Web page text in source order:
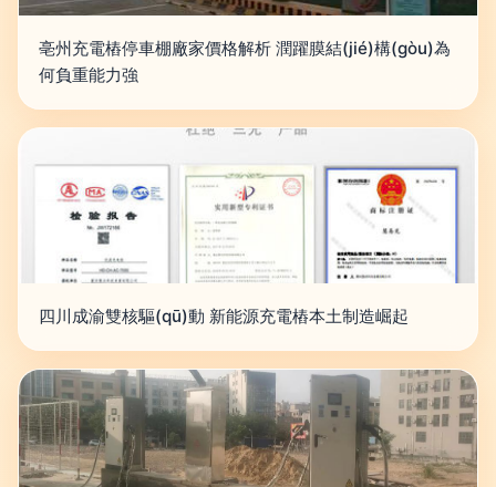
亳州充電樁停車棚廠家價格解析 潤躍膜結(jié)構(gòu)為
何負重能力強
四川成渝雙核驅(qū)動 新能源充電樁本土制造崛起